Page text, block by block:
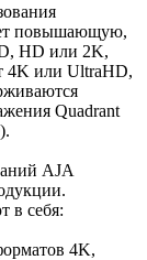
повышающую,
HD или 2K,
4K или UltraHD,
Quadrant
AJA
в себя:
4K,